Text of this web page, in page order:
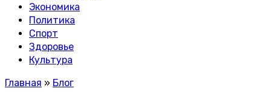
Экономика
Политика
Спорт
Здоровье
Культура
Главная » Блог